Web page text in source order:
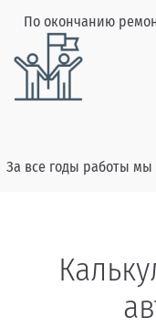
По окончанию
За все годы работы мы